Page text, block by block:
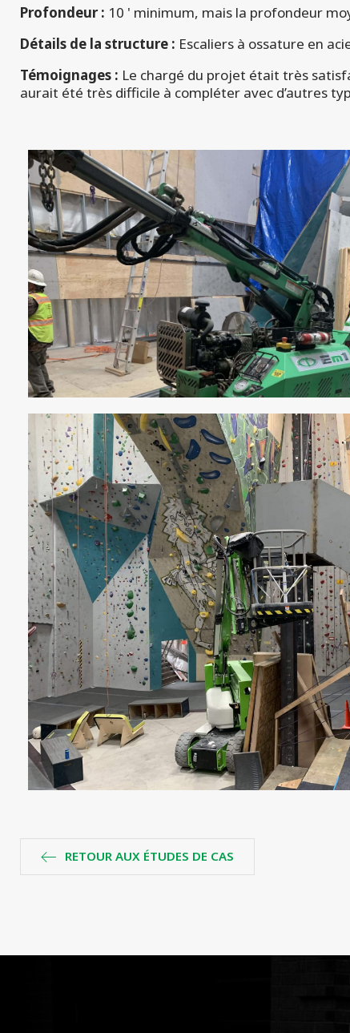
Profondeur : 10 ' minimum, mais la profondeur
Détails de la structure : Escaliers à ossature en
Témoignages : Le chargé du projet était très
aurait été très difficile à compléter avec d’autres
RETOUR AUX ÉTUDES DE CAS